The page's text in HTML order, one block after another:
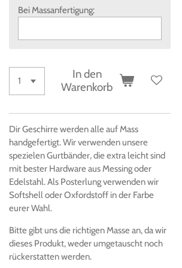
Bei Massanfertigung:
In den
Warenkorb
Dir Geschirre werden alle auf Mass
handgefertigt. Wir verwenden unsere
spezielen Gurtbänder, die extra leicht sind
mit bester Hardware aus Messing oder
Edelstahl. Als Posterlung verwenden wir
Softshell oder Oxfordstoff in der Farbe
eurer Wahl.
Bitte gibt uns die richtigen Masse an, da wir
dieses Produkt, weder umgetauscht noch
rückerstatten werden.